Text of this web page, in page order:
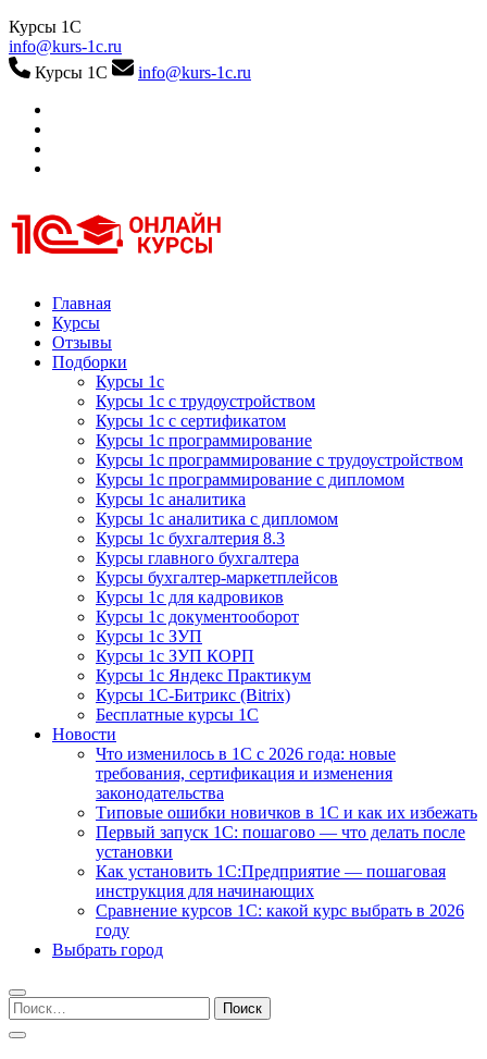
Курсы 1С
info@kurs-1c.ru
Курсы 1С
info@kurs-1c.ru
Курсы 1С
Курсы 1С официальная сертификация
Главная
Курсы
Отзывы
Подборки
Курсы 1с
Курсы 1с с трудоустройством
Курсы 1с с сертификатом
Курсы 1с программирование
Курсы 1с программирование с трудоустройством
Курсы 1с программирование с дипломом
Курсы 1с аналитика
Курсы 1с аналитика с дипломом
Курсы 1с бухгалтерия 8.3
Курсы главного бухгалтера
Курсы бухгалтер-маркетплейсов
Курсы 1с для кадровиков
Курсы 1с документооборот
Курсы 1с ЗУП
Курсы 1с ЗУП КОРП
Курсы 1с Яндекс Практикум
Курсы 1С-Битрикс (Bitrix)
Бесплатные курсы 1С
Новости
Что изменилось в 1С с 2026 года: новые
требования, сертификация и изменения
законодательства
Типовые ошибки новичков в 1С и как их избежать
Первый запуск 1С: пошагово — что делать после
установки
Как установить 1С:Предприятие — пошаговая
инструкция для начинающих
Сравнение курсов 1С: какой курс выбрать в 2026
году
Выбрать город
Найти: